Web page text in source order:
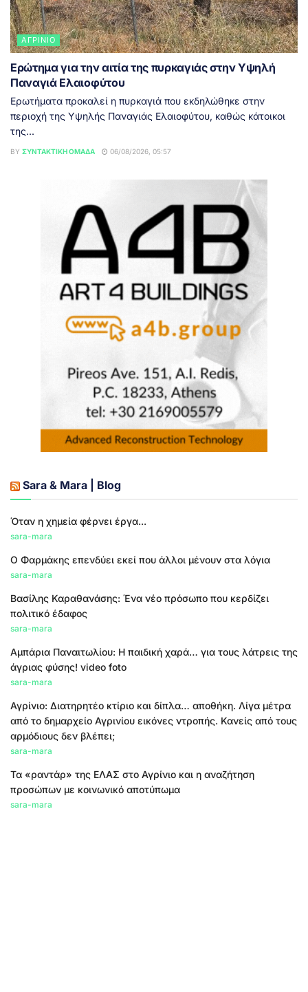
ΑΓΡΊΝΙΟ
Ερώτημα για την αιτία της πυρκαγιάς στην Υψηλή
Παναγιά Ελαιοφύτου
Ερωτήματα προκαλεί η πυρκαγιά που εκδηλώθηκε στην
περιοχή της Υψηλής Παναγιάς Ελαιοφύτου, καθώς κάτοικοι
της...
BY ΣΥΝΤΑΚΤΙΚΉ ΟΜΆΔΑ 06/08/2026, 05:57
Sara & Mara | Blog
Όταν η χημεία φέρνει έργα...
sara-mara
Ο Φαρμάκης επενδύει εκεί που άλλοι μένουν στα λόγια
sara-mara
Βασίλης Καραθανάσης: Ένα νέο πρόσωπο που κερδίζει
πολιτικό έδαφος
sara-mara
Αμπάρια Παναιτωλίου: Η παιδική χαρά… για τους λάτρεις της
άγριας φύσης! video foto
sara-mara
Αγρίνιο: Διατηρητέο κτίριο και δίπλα… αποθήκη. Λίγα μέτρα
από το δημαρχείο Αγρινίου εικόνες ντροπής. Κανείς από τους
αρμόδιους δεν βλέπει;
sara-mara
Τα «ραντάρ» της ΕΛΑΣ στο Αγρίνιο και η αναζήτηση
προσώπων με κοινωνικό αποτύπωμα
sara-mara